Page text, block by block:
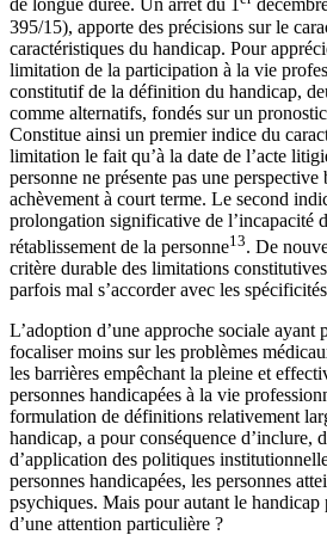
de longue durée. Un arrêt du 1
395/15), apporte des précisions sur le
caractéristiques du handicap. Pour
limitation de la participation à la vie
constitutif de la définition du handicap,
comme alternatifs, fondés sur un
Constitue ainsi un premier indice du
limitation le fait qu’à la date de l’acte
personne ne présente pas une
achèvement à court terme. Le second
prolongation significative de l’incapacité
rétablissement de la personne13. De
critère durable des limitations
parfois mal s’accorder avec les
L’adoption d’une approche sociale ayant
focaliser moins sur les problèmes
les barrières empêchant la pleine et
personnes handicapées à la vie
formulation de définitions relativement
handicap, a pour conséquence d’inclure,
d’application des politiques
personnes handicapées, les personnes
psychiques. Mais pour autant le
d’une attention particulière ?